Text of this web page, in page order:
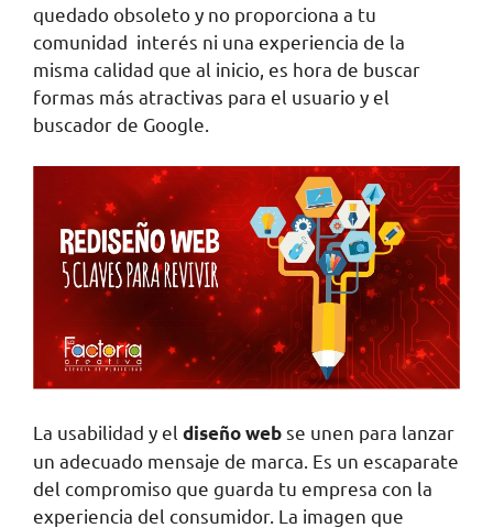
quedado obsoleto y no proporciona a tu
comunidad interés ni una experiencia de la
misma calidad que al inicio, es hora de buscar
formas más atractivas para el usuario y el
buscador de Google.
La usabilidad y el diseño webse unen para lanzar
un adecuado mensaje de marca. Es un escaparate
del compromiso que guarda tu empresa con la
experiencia del consumidor. La imagen que